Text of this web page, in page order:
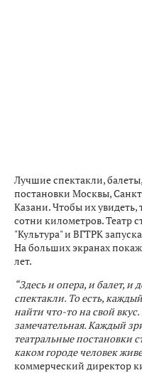
Лучшие спектакли,
постановки Москвы,
Казани. Чтобы их увидеть,
сотни километров. Театр
"Культура" и ВГТРК
На больших экранах
лет.
“Здесь и опера, и балет,
спектакли. То есть,
найти что-то на свой
замечательная. Каждый
театральные постановки
каком городе человек
коммерческий директор